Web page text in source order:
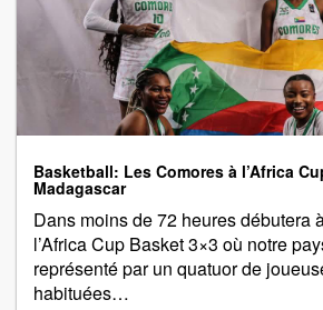
Basketball: Les Comores à l’Africa
Madagascar
Dans moins de 72 heures débutera
l’Africa Cup Basket 3×3 où notre
représenté par un quatuor de
habituées…